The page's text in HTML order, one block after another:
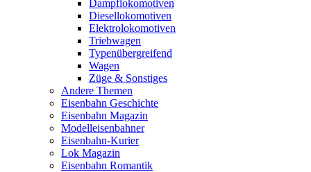
Dampflokomotiven
Diesellokomotiven
Elektrolokomotiven
Triebwagen
Typenübergreifend
Wagen
Züge & Sonstiges
Andere Themen
Eisenbahn Geschichte
Eisenbahn Magazin
Modelleisenbahner
Eisenbahn-Kurier
Lok Magazin
Eisenbahn Romantik